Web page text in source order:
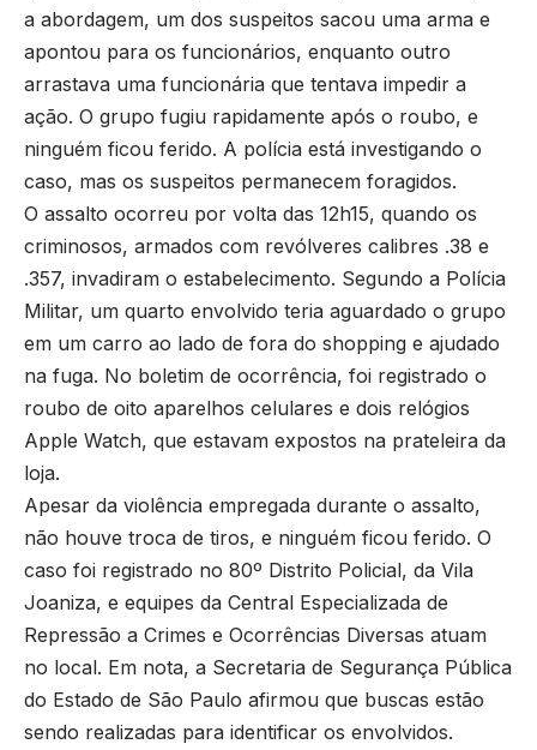
a abordagem, um dos suspeitos sacou uma arma e
apontou para os funcionários, enquanto outro
arrastava uma funcionária que tentava impedir a
ação. O grupo fugiu rapidamente após o roubo, e
ninguém ficou ferido. A polícia está investigando o
caso, mas os suspeitos permanecem foragidos.
O assalto ocorreu por volta das 12h15, quando os
criminosos, armados com revólveres calibres .38 e
.357, invadiram o estabelecimento. Segundo a Polícia
Militar, um quarto envolvido teria aguardado o grupo
em um carro ao lado de fora do shopping e ajudado
na fuga. No boletim de ocorrência, foi registrado o
roubo de oito aparelhos celulares e dois relógios
Apple Watch, que estavam expostos na prateleira da
loja.
Apesar da violência empregada durante o assalto,
não houve troca de tiros, e ninguém ficou ferido. O
caso foi registrado no 80º Distrito Policial, da Vila
Joaniza, e equipes da Central Especializada de
Repressão a Crimes e Ocorrências Diversas atuam
no local. Em nota, a Secretaria de Segurança Pública
do Estado de São Paulo afirmou que buscas estão
sendo realizadas para identificar os envolvidos.